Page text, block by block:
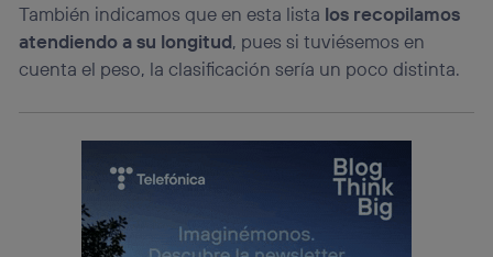
También indicamos que en esta lista los recopilamos
atendiendo a su longitud, pues si tuviésemos en
cuenta el peso, la clasificación sería un poco distinta.